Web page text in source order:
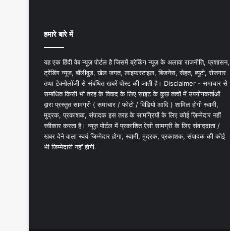
हमारे बारे में
यह एक हिंदी वेब न्यूज़ पोर्टल है जिसमें ब्रेकिंग न्यूज़ के अलावा राजनीति, प्रशासन,
ट्रेंडिंग न्यूज, बॉलीवुड, खेल जगत, लाइफस्टाइल, बिजनेस, सेहत, ब्यूटी, रोजगार
तथा टेक्नोलॉजी से संबंधित खबरें पोस्ट की जाती है। Disclaimer - समाचार से
सम्बंधित किसी भी तरह के विवाद के लिए साइट के कुछ तत्वों में उपयोगकर्ताओं
द्वारा प्रस्तुत सामग्री ( समाचार / फोटो / विडियो आदि ) शामिल होगी स्वामी,
मुद्रक, प्रकाशक, संपादक इस तरह के सामग्रियों के लिए कोई ज़िम्मेदार नहीं
स्वीकार करता है। न्यूज़ पोर्टल में प्रकाशित ऐसी सामग्री के लिए संवाददाता /
खबर देने वाला स्वयं जिम्मेदार होगा, स्वामी, मुद्रक, प्रकाशक, संपादक की कोई
भी जिम्मेदारी नहीं होगी.